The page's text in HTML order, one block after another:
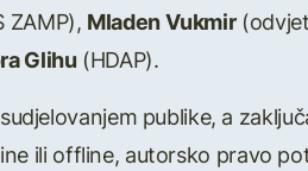
ZAMP), Mladen Vukmir
Glihu(HDAP).
publike, a
ili offline, autorsko pravo